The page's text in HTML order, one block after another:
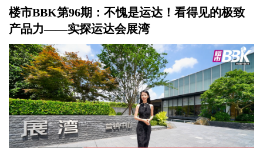
楼市BBK第96期：不愧是运达！看得见的极致
产品力——实探运达会展湾